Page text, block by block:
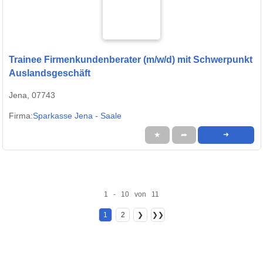
Trainee Firmenkundenberater (m/w/d) mit Schwerpunkt
Auslandsgeschäft
Jena, 07743
Firma:Sparkasse Jena - Saale
★ ➦ ➜
1 - 10 von 11
1 2 ❯ ❯❯